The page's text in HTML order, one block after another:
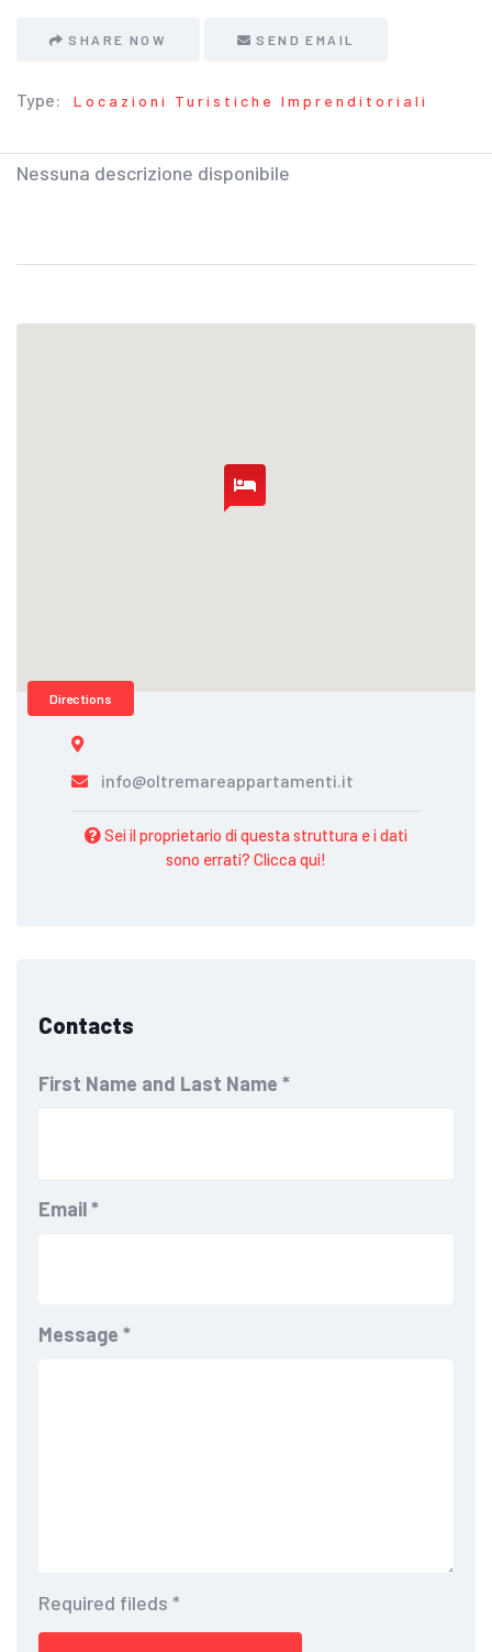
SHARE NOW SEND EMAIL
Type: Locazioni Turistiche Imprenditoriali
Nessuna descrizione disponibile
Directions
info@oltremareappartamenti.it
Sei il proprietario di questa struttura e i dati
sono errati? Clicca qui!
Contacts
First Name and Last Name *
Email*
Message *
Required fileds *